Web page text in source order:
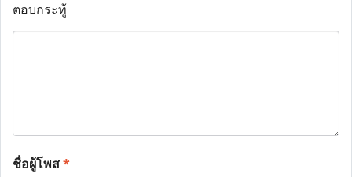
ตอบกระทู้
ชื่อผู้โพส*